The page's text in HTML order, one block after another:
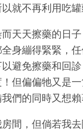
就不再利用吃罐
天天擦藥的日
身繃得緊緊，
避免擦藥和回
但偏偏牠又是
們的同時又想賴
間，但倘若我